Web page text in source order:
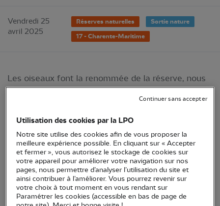
Vendredi 25
avril 2025
Réserves naturelles
Sortie nature
17 - Charente-Maritime
Les oiseaux font la renommée de la réserve, nous
vue ! Grâce à des puzzles, et un outil très spécial,
tu vas apprendre à reconnaitre les oiseaux de la
réserve naturelle en t’amusant et devenir
ornithologue pour de vrai !
Utilisation des cookies par la LPO
Notre site utilise des cookies afin de vous proposer la
meilleure expérience possible. En cliquant sur « Accepter
et fermer », vous autorisez le stockage de cookies sur
votre appareil pour améliorer votre navigation sur nos
pages, nous permettre d’analyser l’utilisation du site et
ainsi contribuer à l’améliorer. Vous pourrez revenir sur
votre choix à tout moment en vous rendant sur
Paramétrer les cookies (accessible en bas de page de
Continuer sans accepter